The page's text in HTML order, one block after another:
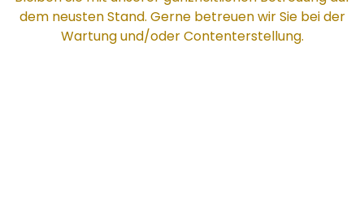
dem neusten Stand. Gerne betreuen wir Sie bei der
Wartung und/oder Contenterstellung.